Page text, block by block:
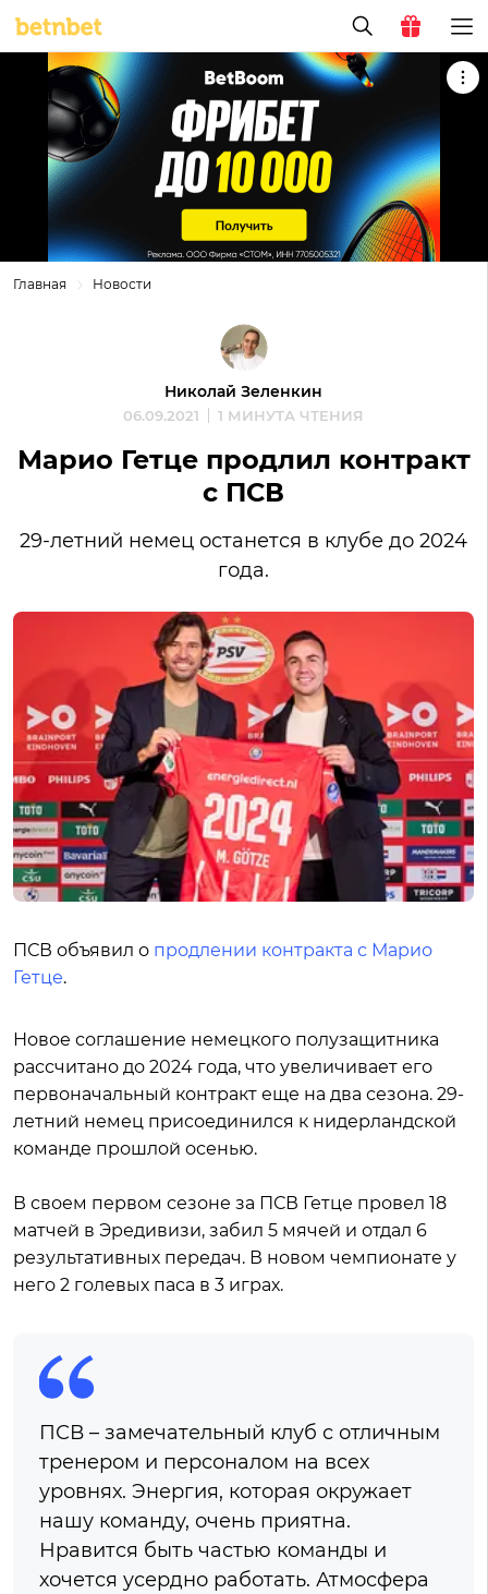
Главная Новости
Николай Зеленкин
06.09.2021 1 МИНУТА ЧТЕНИЯ
Марио Гетце продлил контракт
с ПСВ
29-летний немец останется в клубе до 2024
года.
ПСВ объявил о продлении контракта с Марио
Гетце.
Новое соглашение немецкого полузащитника
рассчитано до 2024 года, что увеличивает его
первоначальный контракт еще на два сезона. 29-
летний немец присоединился к нидерландской
команде прошлой осенью.
В своем первом сезоне за ПСВ Гетце провел 18
матчей в Эредивизи, забил 5 мячей и отдал 6
результативных передач. В новом чемпионате у
него 2 голевых паса в 3 играх.
ПСВ – замечательный клуб с отличным
тренером и персоналом на всех
уровнях. Энергия, которая окружает
нашу команду, очень приятна.
Нравится быть частью команды и
хочется усердно работать. Атмосфера